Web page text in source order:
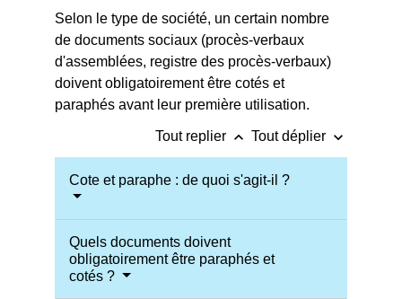
Selon le type de société, un certain nombre
de documents sociaux (procès-verbaux
d'assemblées, registre des procès-verbaux)
doivent obligatoirement être cotés et
paraphés avant leur première utilisation.
Tout replier keyboard_arrow_up Tout déplier keyboard_arrow_down
Cote et paraphe : de quoi s'agit-il ?
Quels documents doivent
obligatoirement être paraphés et
cotés ?